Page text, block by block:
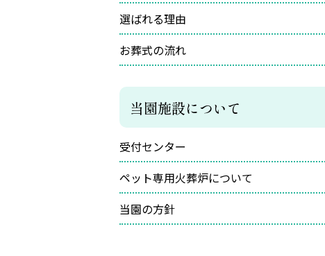
選ばれる理由
お葬式の流れ
当園施設について
受付センター
ペット専用火葬炉について
当園の方針